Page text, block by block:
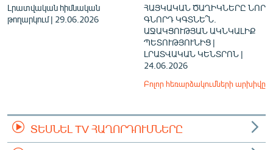
Լրատվական հիմնական
թողարկում | 29.06.2026
ՀԱՅԿԱԿԱՆ ԾԱՂԻԿՆԵՐԸ ՆՈՐ
ԳՆՈՐԴ ԿԳՏՆԵ՞Ն.
ԱՋԱԿՑՈՒԹՅԱՆ ԱԿՆԿԱԼԻՔ
ՊԵՏՈՒԹՅՈՒՆԻՑ |
ԼՐԱՏՎԱԿԱՆ ԿԵՆՏՐՈՆ |
24.06.2026
Բոլոր հեռարձակումների արխիվը
ՏԵՍՆԵԼ TV ՀԱՂՈՐԴՈՒՄՆԵՐԸ